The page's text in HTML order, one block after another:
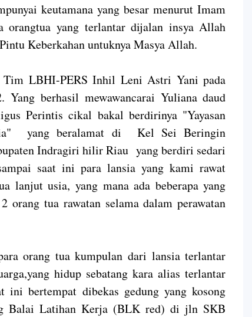
keutamana yang besar menurut Imam
orangtua yang terlantar dijalan insya Allah
Keberkahan untuknya Masya Allah.
LBHI-PERS Inhil Leni Astri Yani pada
Yang berhasil mewawancarai Yuliana daud
Perintis cikal bakal berdirinya "Yayasan
yang beralamat di Kel Sei Beringin
Indragiri hilir Riau yang berdiri sedari
saat ini para lansia yang kami rawat
lanjut usia, yang mana ada beberapa yang
orang tua rawatan selama dalam perawatan
orang tua kumpulan dari lansia terlantar
hidup sebatang kara alias terlantar
bertempat dibekas gedung yang kosong
Balai Latihan Kerja (BLK red) di jln SKB